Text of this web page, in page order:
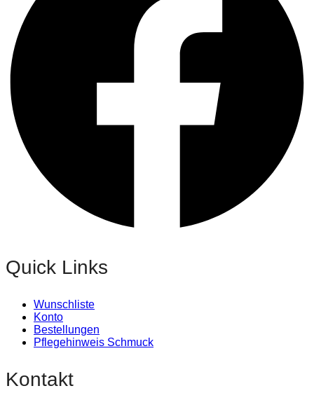
Quick Links
Wunschliste
Konto
Bestellungen
Pflegehinweis Schmuck
Kontakt